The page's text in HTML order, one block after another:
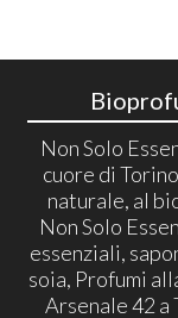
Non Solo
cuore di
naturale, al
Non Solo
essenziali,
soia, Profumi
Arsenale 42 a